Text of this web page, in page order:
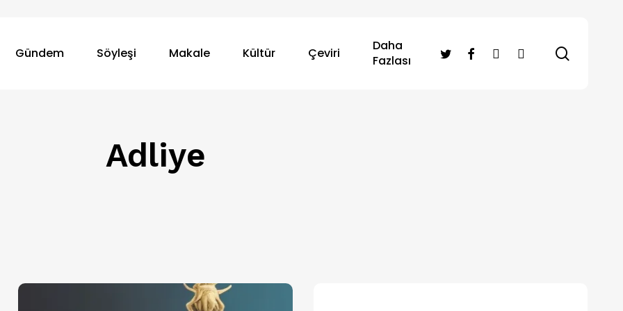
Gündem Söyleşi Makale Kültür Çeviri
Daha
Fazlası
twitterfacebook
RSS instagram
Adliye